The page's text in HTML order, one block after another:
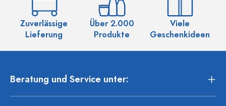
Zuverlässige
Lieferung
Über 2.000
Produkte
Viele
Geschenkideen
Beratung und Service unter: